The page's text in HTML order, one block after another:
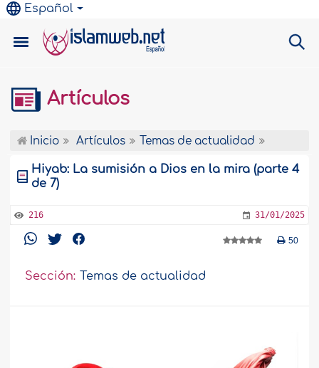
Español
Artículos
Inicio Artículos Temas de actualidad
Hiyab: La sumisión a Dios en la mira (parte 4
de 7)
216 31/01/2025
50
Sección: Temas de actualidad